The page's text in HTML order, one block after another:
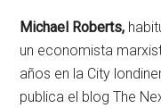
Michael Roberts,
un economista
años en la City
publica el blog The